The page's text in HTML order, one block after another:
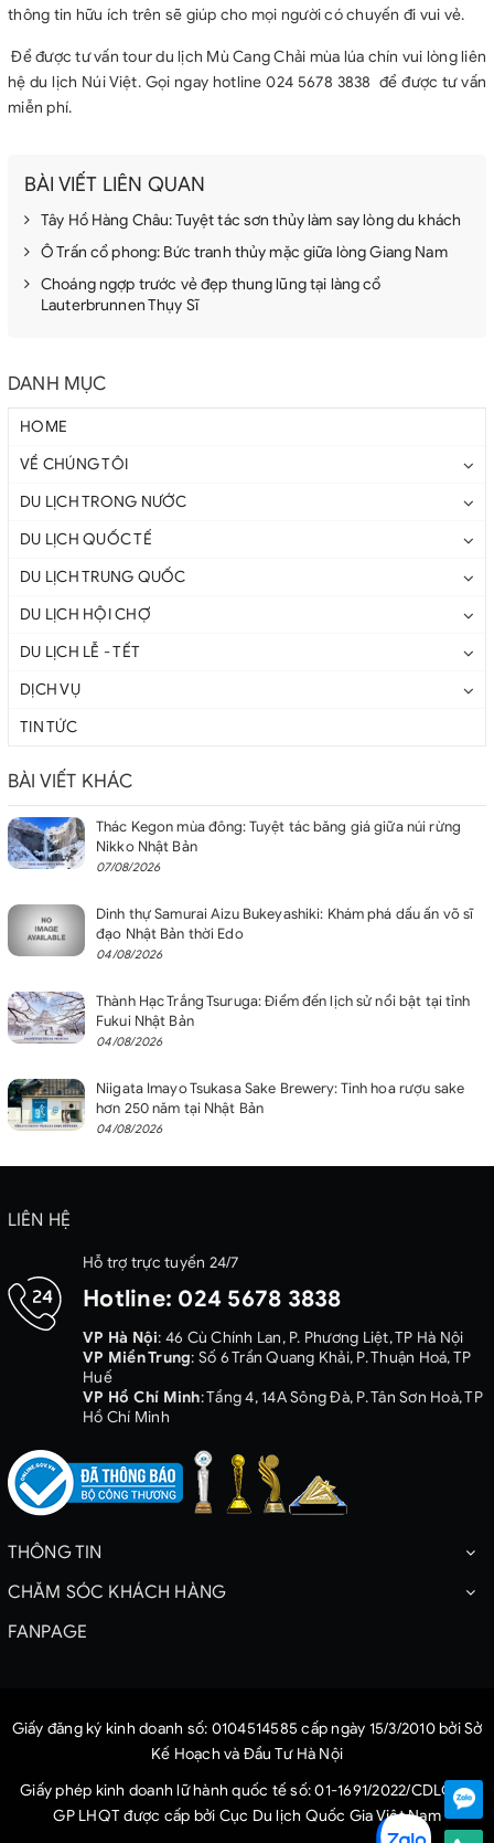
thông tin hữu ích trên sẽ giúp cho mọi người có chuyến đi vui vẻ.
Để được tư vấn tour du lịch Mù Cang Chải mùa lúa chín vui lòng liên
hệ du lịch Núi Việt. Gọi ngay hotline 024 5678 3838 để được tư vấn
miễn phí.
BÀI VIẾT LIÊN QUAN
Tây Hồ Hàng Châu: Tuyệt tác sơn thủy làm say lòng du khách
Ô Trấn cổ phong: Bức tranh thủy mặc giữa lòng Giang Nam
Choáng ngợp trước vẻ đẹp thung lũng tại làng cổ
Lauterbrunnen Thụy Sĩ
DANH MỤC
HOME
VỀ CHÚNG TÔI
DU LỊCH TRONG NƯỚC
DU LỊCH QUỐC TẾ
DU LỊCH TRUNG QUỐC
DU LỊCH HỘI CHỢ
DU LỊCH LỄ - TẾT
DỊCH VỤ
TIN TỨC
BÀI VIẾT KHÁC
Thác Kegon mùa đông: Tuyệt tác băng giá giữa núi rừng
Nikko Nhật Bản
07/08/2026
Dinh thự Samurai Aizu Bukeyashiki: Khám phá dấu ấn võ sĩ
đạo Nhật Bản thời Edo
04/08/2026
Thành Hạc Trắng Tsuruga: Điểm đến lịch sử nổi bật tại tỉnh
Fukui Nhật Bản
04/08/2026
Niigata Imayo Tsukasa Sake Brewery: Tinh hoa rượu sake
hơn 250 năm tại Nhật Bản
04/08/2026
LIÊN HỆ
Hỗ trợ trực tuyến 24/7
Hotline: 024 5678 3838
VP Hà Nội: 46 Cù Chính Lan, P. Phương Liệt, TP Hà Nội
VP Miền Trung: Số 6 Trần Quang Khải, P. Thuận Hoá, TP
Huế
VP Hồ Chí Minh: Tầng 4, 14A Sông Đà, P. Tân Sơn Hoà, TP
Hồ Chí Minh
THÔNG TIN
CHĂM SÓC KHÁCH HÀNG
FANPAGE
Giấy đăng ký kinh doanh số: 0104514585 cấp ngày 15/3/2010 bởi Sở
Kế Hoạch và Đầu Tư Hà Nội
Giấy phép kinh doanh lữ hành quốc tế số: 01-1691/2022/CDLQG-
GP LHQT được cấp bởi Cục Du lịch Quốc Gia Việt Nam